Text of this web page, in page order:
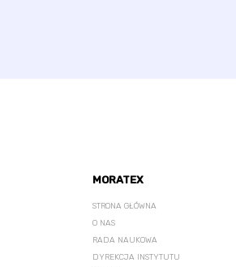
MORATEX
STRONA GŁÓWNA
O NAS
RADA NAUKOWA
DYREKCJA INSTYTUTU